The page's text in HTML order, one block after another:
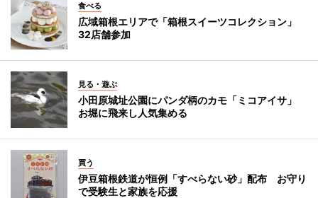
食べる
広域箱根エリアで「箱根スイーツコレクション」
32店舗参加
見る・遊ぶ
小田原城址公園にパンダ柄のカモ「ミコアイサ」
お堀に飛来し人気集める
買う
伊豆箱根鉄道が恒例「すべらない砂」配布 お守り
で受験生と家族を応援